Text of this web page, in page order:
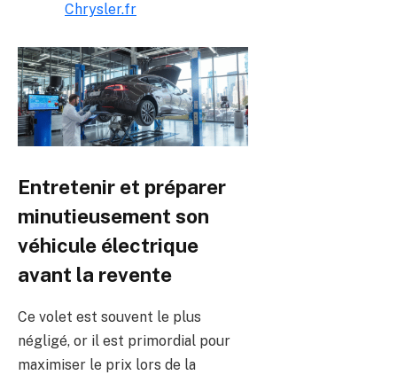
Chrysler.fr
Entretenir et préparer
minutieusement son
véhicule électrique
avant la revente
Ce volet est souvent le plus
négligé, or il est primordial pour
maximiser le prix lors de la